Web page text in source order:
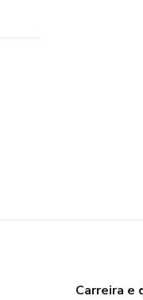
Carreira e